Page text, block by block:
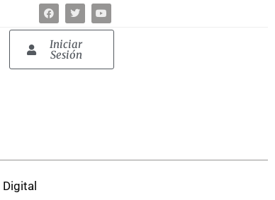
Iniciar
Sesión
Digital